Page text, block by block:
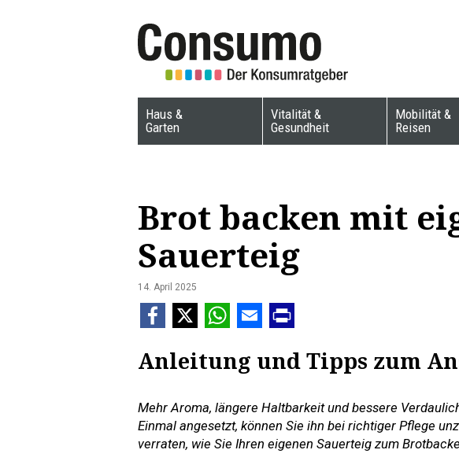
Haus &
Garten
Vitalität &
Gesundheit
Mobilität &
Reisen
Brot backen mit
Sauerteig
14. April 2025
Anleitung und Tipps zum
Mehr Aroma, längere Haltbarkeit und bessere
Einmal angesetzt, können Sie ihn bei richtiger Pflege
verraten, wie Sie Ihren eigenen Sauerteig zum